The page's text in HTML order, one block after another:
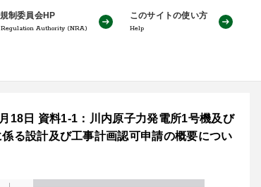
制委員会HP
Authority (NRA)
このサイトの使い方
Help
18日 資料1-1：川内原子力発電所1号機及び
る設計及び工事計画認可申請の概要につい